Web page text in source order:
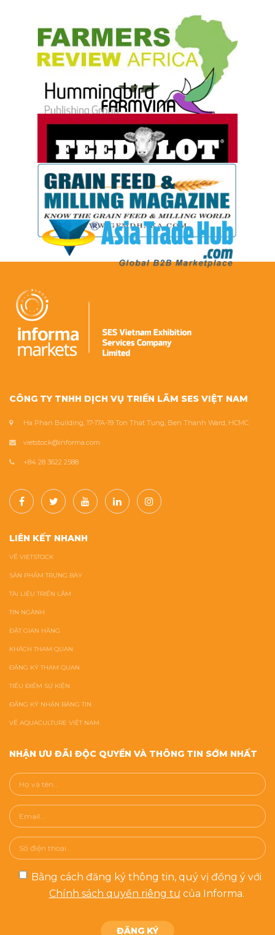
CÔNG TY TNHH DỊCH VỤ TRIỂN LÃM SES VIỆT NAM
Ha Phan Building, 17-17A-19 Ton That Tung, Ben Thanh Ward, HCMC
vietstock@informa.com
+84 28 3622 2588
LIÊN KẾT NHANH
VỀ VIETSTOCK
SẢN PHẨM TRƯNG BÀY
TÀI LIỆU TRIỂN LÃM
TIN NGÀNH
ĐẶT GIAN HÀNG
KHÁCH THAM QUAN
ĐĂNG KÝ THAM QUAN
TIÊU ĐIỂM SỰ KIỆN
ĐĂNG KÝ NHẬN BẢNG TIN
VỀ AQUACULTURE VIỆT NAM
NHẬN ƯU ĐÃI ĐỘC QUYỀN VÀ THÔNG TIN SỚM NHẤT
Bằng cách đăng ký thông tin, quý vị đồng ý với
Chính sách quyền riêng tưcủa Informa.